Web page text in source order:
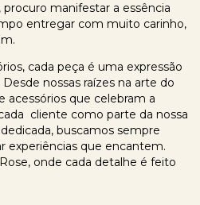
manifestar a essência
entregar com muito carinho,
cada peça é uma expressão
nossas raízes na arte do
acessórios que celebram a
cliente como parte da nossa
buscamos sempre
experiências que encantem.
onde cada detalhe é feito